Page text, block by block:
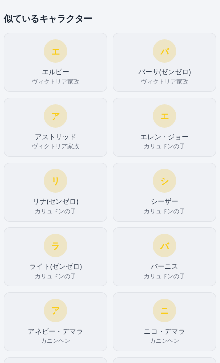
似ているキャラクター
エ
エルビー
ヴィクトリア家政
バ
バーサ(ゼンゼロ)
ヴィクトリア家政
ア
アストリッド
ヴィクトリア家政
エ
エレン・ジョー
カリュドンの子
リ
リナ(ゼンゼロ)
カリュドンの子
シ
シーザー
カリュドンの子
ラ
ライト(ゼンゼロ)
カリュドンの子
バ
バーニス
カリュドンの子
ア
アネビー・デマラ
カニンヘン
ニ
ニコ・デマラ
カニンヘン